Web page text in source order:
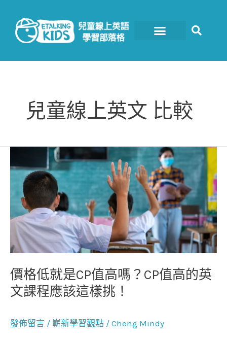
內
兒童線上英文 比較
價格低就是CP值高嗎？CP值高的英
文課程應該這樣挑！
發佈留言 / 嶄新學習觀點 / Cheng Mindy
格
就
是
CP
值
高
嗎？
CP
值
的